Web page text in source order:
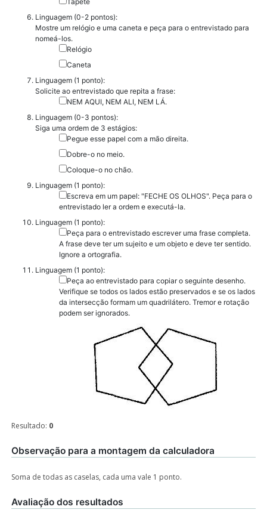
Linguagem (0-2 pontos):
Mostre um relógio e uma caneta e peça para o entrevistado para
nomeá-los.
Relógio
Caneta
Linguagem (1 ponto):
Solicite ao entrevistado que repita a frase:
NEM AQUI, NEM ALI, NEM LÁ.
Linguagem (0-3 pontos):
Siga uma ordem de 3 estágios:
Pegue esse papel com a mão direita.
Dobre-o no meio.
Coloque-o no chão.
Linguagem (1 ponto):
Escreva em um papel: "FECHE OS OLHOS". Peça para o
entrevistado ler a ordem e executá-la.
Linguagem (1 ponto):
Peça para o entrevistado escrever uma frase completa.
A frase deve ter um sujeito e um objeto e deve ter sentido.
Ignore a ortografia.
Linguagem (1 ponto):
Peça ao entrevistado para copiar o seguinte desenho.
Verifique se todos os lados estão preservados e se os lados
da intersecção formam um quadrilátero. Tremor e rotação
podem ser ignorados.
Resultado: 0
Observação para a montagem da calculadora
Soma de todas as caselas, cada uma vale 1 ponto.
Avaliação dos resultados